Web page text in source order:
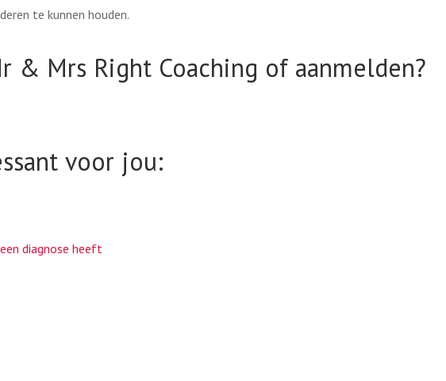
te kunnen houden.
& Mrs Right Coaching of aanmelden?
voor jou:
diagnose heeft